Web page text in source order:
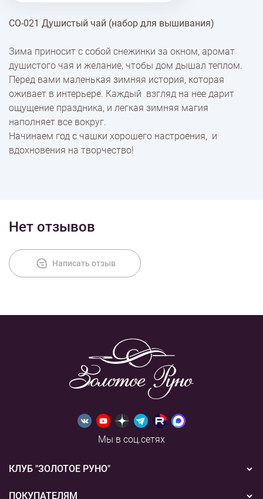
% Скидки
Доставка
Оплата
СО-021 Душистый чай (набор для вышивания)
Зима приносит с собой снежинки за окном, аромат
душистого чая и желание, чтобы дом дышал теплом.
Перед вами маленькая зимняя история, которая
оживает в интерьере. Каждый взгляд на нее дарит
ощущение праздника, и легкая зимняя магия
наполняет все вокруг.
Начинаем год с чашки хорошего настроения, и
вдохновения на творчество!
Нет отзывов
Написать отзыв
Мы в соц.сетях
КЛУБ "ЗОЛОТОЕ РУНО"
Новости
ПОКУПАТЕЛЯМ